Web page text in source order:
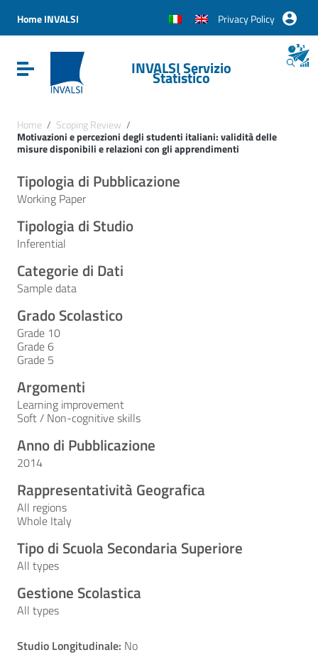
Vai al menu di navigazione
Vai al footer
Home INVALSI Privacy Policy
Attiva / disattiva la navigazioneINVALSI Servizio
Statistico
Home / Scoping Review /
Motivazioni e percezioni degli studenti italiani: validità delle
misure disponibili e relazioni con gli apprendimenti
Tipologia di Pubblicazione
Working Paper
Tipologia di Studio
Inferential
Categorie di Dati
Sample data
Grado Scolastico
Grade 10
Grade 6
Grade 5
Argomenti
Learning improvement
Soft / Non-cognitive skills
Anno di Pubblicazione
2014
Rappresentatività Geografica
All regions
Whole Italy
Tipo di Scuola Secondaria Superiore
All types
Gestione Scolastica
All types
Studio Longitudinale: No